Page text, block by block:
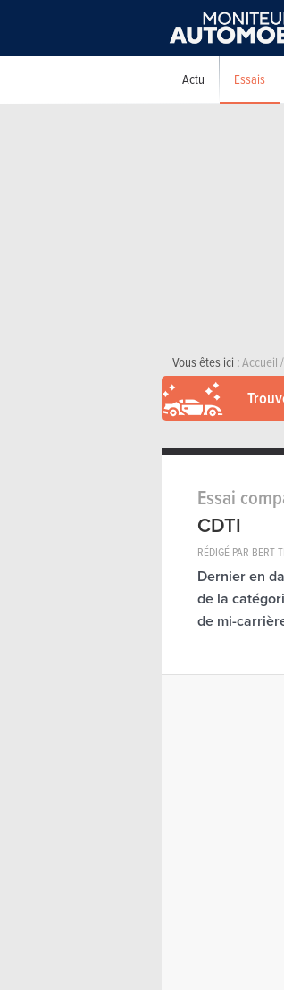
Actu Essais
Vous êtes ici :Accueil/
Essai
CDTI
RÉDIGÉ PAR BERT
Dernier en
de la
de mi-